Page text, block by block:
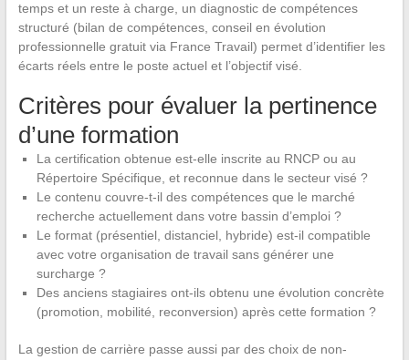
temps et un reste à charge, un diagnostic de compétences
structuré (bilan de compétences, conseil en évolution
professionnelle gratuit via France Travail) permet d’identifier les
écarts réels entre le poste actuel et l’objectif visé.
Critères pour évaluer la pertinence
d’une formation
La certification obtenue est-elle inscrite au RNCP ou au
Répertoire Spécifique, et reconnue dans le secteur visé ?
Le contenu couvre-t-il des compétences que le marché
recherche actuellement dans votre bassin d’emploi ?
Le format (présentiel, distanciel, hybride) est-il compatible
avec votre organisation de travail sans générer une
surcharge ?
Des anciens stagiaires ont-ils obtenu une évolution concrète
(promotion, mobilité, reconversion) après cette formation ?
La gestion de carrière passe aussi par des choix de non-